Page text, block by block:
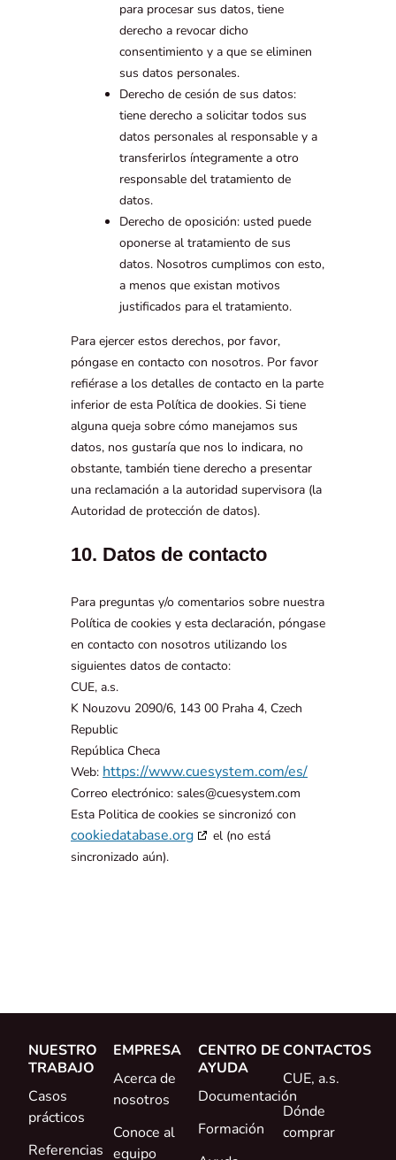
para procesar sus datos, tiene
derecho a revocar dicho
consentimiento y a que se eliminen
sus datos personales.
Derecho de cesión de sus datos:
tiene derecho a solicitar todos sus
datos personales al responsable y a
transferirlos íntegramente a otro
responsable del tratamiento de
datos.
Derecho de oposición: usted puede
oponerse al tratamiento de sus
datos. Nosotros cumplimos con esto,
a menos que existan motivos
justificados para el tratamiento.
Para ejercer estos derechos, por favor,
póngase en contacto con nosotros. Por favor
refiérase a los detalles de contacto en la parte
inferior de esta Política de dookies. Si tiene
alguna queja sobre cómo manejamos sus
datos, nos gustaría que nos lo indicara, no
obstante, también tiene derecho a presentar
una reclamación a la autoridad supervisora (la
Autoridad de protección de datos).
10. Datos de contacto
Para preguntas y/o comentarios sobre nuestra
Política de cookies y esta declaración, póngase
en contacto con nosotros utilizando los
siguientes datos de contacto:
CUE, a.s.
K Nouzovu 2090/6, 143 00 Praha 4, Czech
Republic
República Checa
Web: https://www.cuesystem.com/es/
Correo electrónico: sales@cuesystem.com
Esta Politica de cookies se sincronizó con
cookiedatabase.org
el (no está
sincronizado aún).
NUESTRO
TRABAJO
Casos
prácticos
Referencias
EMPRESA
Acerca de
nosotros
Conoce al
equipo
CENTRO DE
AYUDA
Documentación
Formación
CONTACTOS
CUE, a.s.
Dónde
comprar